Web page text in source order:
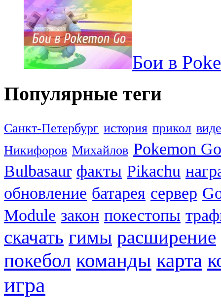
Бои в
Популярные теги
Санкт-Петербург история прикол
Никифоров Михайлов Pokemon Go
Bulbasaur факты Pikachu
обновление батарея сервер
Module закон покестопы
скачать гимы расширение
покебол команды карта
игра